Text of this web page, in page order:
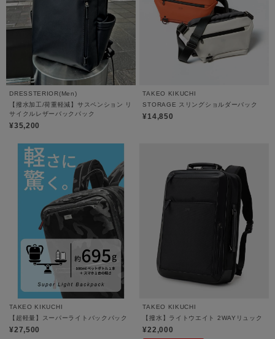
DRESSTERIOR(Men)
【撥水加工/荷重軽減】サスペンション リ
サイクルレザーバックパック
¥35,200
TAKEO KIKUCHI
STORAGE スリングショルダーバック
¥14,850
TAKEO KIKUCHI
【超軽量】スーパーライトバックパック
¥27,500
TAKEO KIKUCHI
【撥水】ライトウエイト 2WAYリュック
¥22,000